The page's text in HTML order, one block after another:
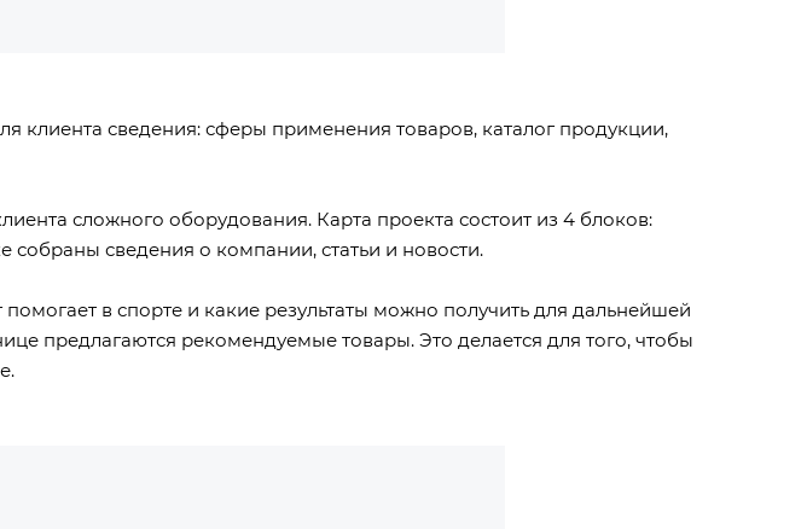
клиента сведения: сферы применения товаров, каталог продукции,
сложного оборудования. Карта проекта состоит из 4 блоков:
сведения о компании, статьи и новости.
в спорте и какие результаты можно получить для дальнейшей
предлагаются рекомендуемые товары. Это делается для того, чтобы